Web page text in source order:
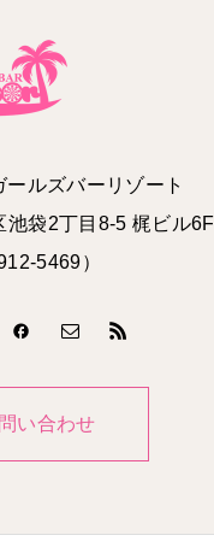
ルズバーリゾート
袋2丁目8-5 梶ビル6F
5469）
い合わせ